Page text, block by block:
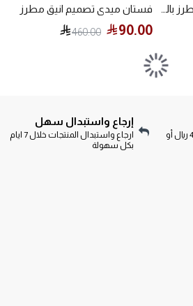
فستان ميدي تصميم انيق مطرز
90.00
460.00
شحن مجاني لكل المملكة 499 ريال أو
إرجاع واستبدال سهل
ارجاع واستبدال المنتجات خلال 7 ايام
بكل سهولة